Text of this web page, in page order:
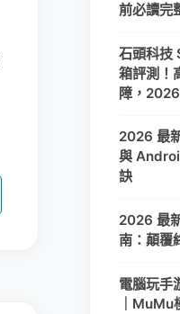
前必讀完
石頭科技
箱評測！
障，
2026 最
與
訣
2026 最
南：顛覆
電腦玩手
｜MuMu